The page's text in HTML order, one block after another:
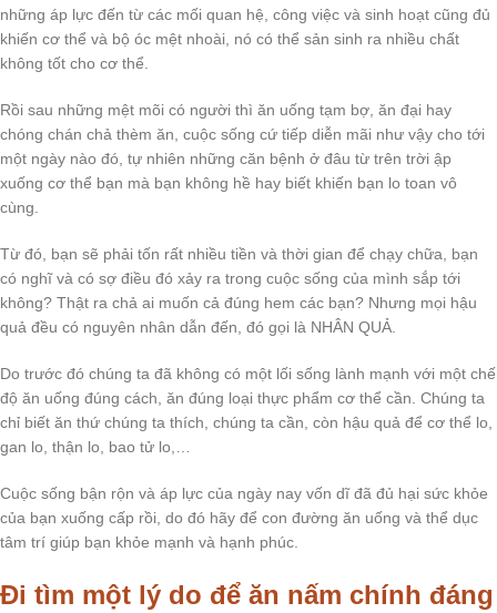
những áp lực đến từ các mối quan hệ, công việc và sinh hoạt cũng đủ
khiến cơ thể và bộ óc mệt nhoài, nó có thể sản sinh ra nhiều chất
không tốt cho cơ thể.
Rồi sau những mệt mõi có người thì ăn uống tạm bợ, ăn đại hay
chóng chán chả thèm ăn, cuộc sống cứ tiếp diễn mãi như vậy cho tới
một ngày nào đó, tự nhiên những căn bệnh ở đâu từ trên trời ập
xuống cơ thể bạn mà bạn không hề hay biết khiến bạn lo toan vô
cùng.
Từ đó, bạn sẽ phải tốn rất nhiều tiền và thời gian để chạy chữa, bạn
có nghĩ và có sợ điều đó xảy ra trong cuộc sống của mình sắp tới
không? Thật ra chả ai muốn cả đúng hem các bạn? Nhưng mọi hậu
quả đều có nguyên nhân dẫn đến, đó gọi là NHÂN QUẢ.
Do trước đó chúng ta đã không có một lối sống lành mạnh với một chế
độ ăn uống đúng cách, ăn đúng loại thực phẩm cơ thể cần. Chúng ta
chỉ biết ăn thứ chúng ta thích, chúng ta cần, còn hậu quả để cơ thể lo,
gan lo, thận lo, bao tử lo,…
Cuộc sống bận rộn và áp lực của ngày nay vốn dĩ đã đủ hại sức khỏe
của bạn xuống cấp rồi, do đó hãy để con đường ăn uống và thể dục
tâm trí giúp bạn khỏe mạnh và hạnh phúc.
Đi tìm một lý do để ăn nấm chính đáng